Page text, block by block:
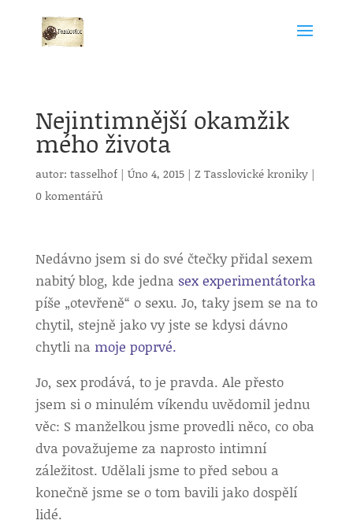
Nejintimnější okamžik
mého života
autor: tasselhof| Úno 4, 2015| Z Tasslovické kroniky|
0 komentářů
Nedávno jsem si do své čtečky přidal sexem
nabitý blog, kde jedna sex experimentátorka
píše „otevřeně“ o sexu. Jo, taky jsem se na to
chytil, stejně jako vy jste se kdysi dávno
chytli na moje poprvé.
Jo, sex prodává, to je pravda. Ale přesto
jsem si o minulém víkendu uvědomil jednu
věc: S manželkou jsme provedli něco, co oba
dva považujeme za naprosto intimní
záležitost. Udělali jsme to před sebou a
konečně jsme se o tom bavili jako dospělí
lidé.